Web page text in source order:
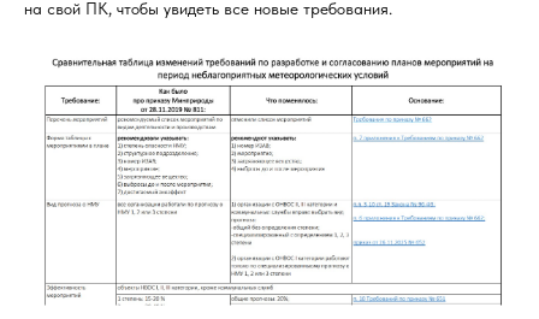
на свой ПК, чтобы увидеть все новые требования.